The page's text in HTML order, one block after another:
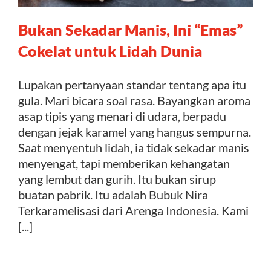
Kontak
Bukan Sekadar Manis, Ini “Emas”
Cokelat untuk Lidah Dunia
Lupakan pertanyaan standar tentang apa itu
gula. Mari bicara soal rasa. Bayangkan aroma
asap tipis yang menari di udara, berpadu
dengan jejak karamel yang hangus sempurna.
Saat menyentuh lidah, ia tidak sekadar manis
menyengat, tapi memberikan kehangatan
yang lembut dan gurih. Itu bukan sirup
buatan pabrik. Itu adalah Bubuk Nira
Terkaramelisasi dari Arenga Indonesia. Kami
[...]